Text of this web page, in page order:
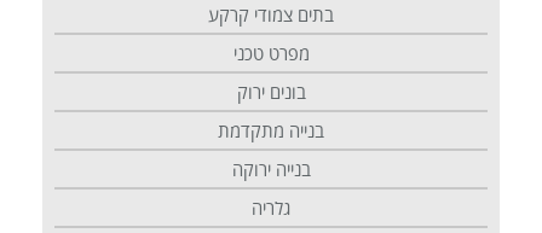
בתים צמודי קרקע
מפרט טכני
בונים ירוק
בנייה מתקדמת
בנייה ירוקה
גלריה